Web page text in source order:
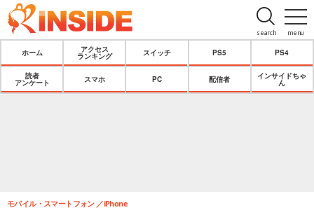
menu
search
ホーム
アクセス
ランキング
スイッチ PS5 PS4
読者
アンケート
スマホ PC 配信者
インサイドちゃ
ん
モバイル・スマートフォン iPhone